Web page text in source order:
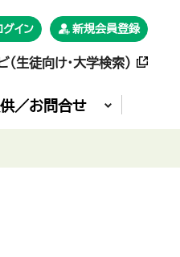
グイン 新規会員登録
生徒向け・大学検索）
／お問合せ